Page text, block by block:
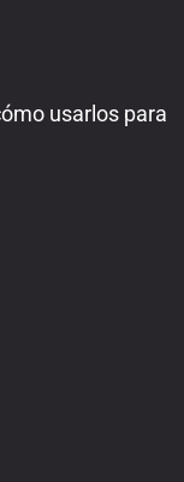
usarlos para